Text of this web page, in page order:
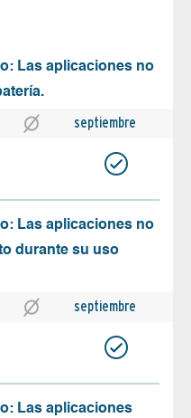
Las aplicaciones no
septiembre
Las aplicaciones no
durante su uso
septiembre
Las aplicaciones